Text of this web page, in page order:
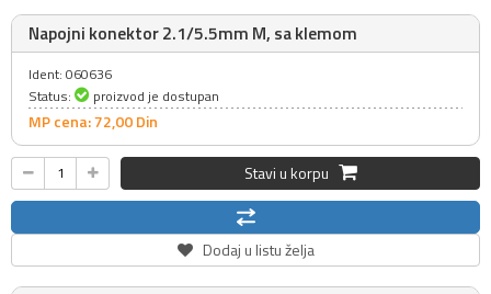
Napojni konektor 2.1/5.5mm M, sa klemom
Ident: 060636
Status:
proizvod je dostupan
MP cena: 72,00Din
Stavi u korpu
Dodaj u listu želja